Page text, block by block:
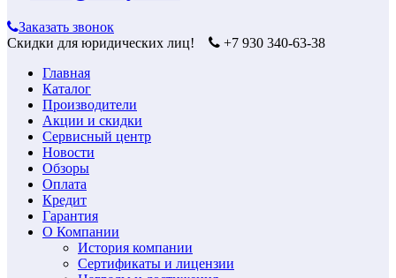
Заказать звонок
Скидки для юридических лиц!
+7 930 340-63-38
Главная
Каталог
Производители
Акции и скидки
Сервисный центр
Новости
Обзоры
Оплата
Кредит
Гарантия
О Компании
История компании
Сертификаты и лицензии